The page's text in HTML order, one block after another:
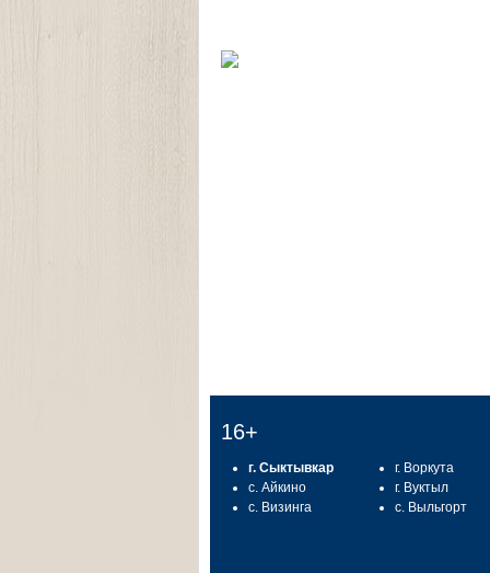
16+
г. Сыктывкар
с. Айкино
с. Визинга
г. Воркута
г. Вуктыл
с. Выльгорт